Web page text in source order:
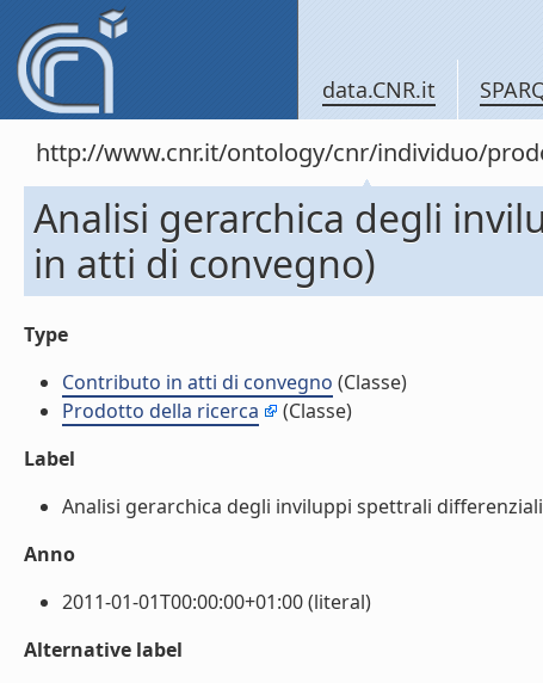
data.CNR.it
http://www.cnr.it/ontology/cnr/individuo/
Analisi gerarchica degli
in atti di convegno)
Type
Contributo in atti di convegno (Classe)
Prodotto della ricerca
(Classe)
Label
Analisi gerarchica degli inviluppi spettrali
Anno
2011-01-01T00:00:00+01:00 (literal)
Alternative label